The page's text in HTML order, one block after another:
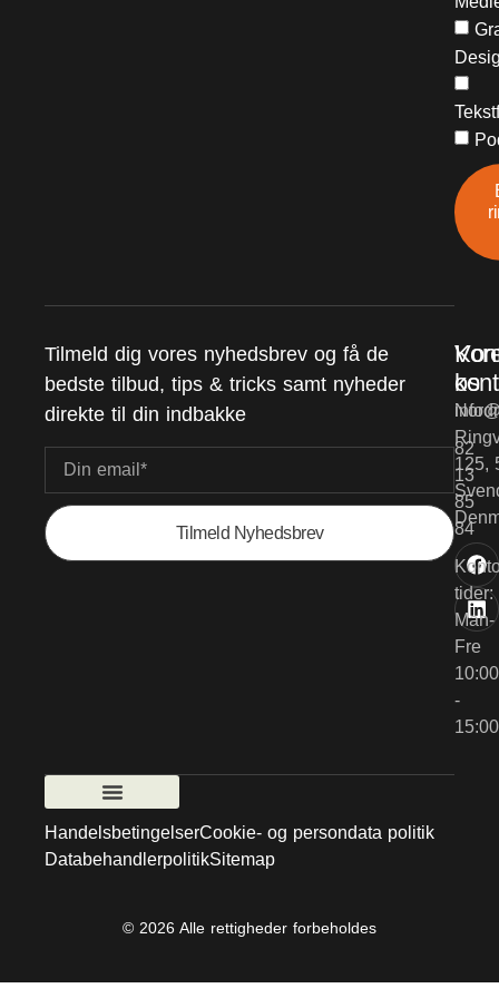
Tilmeld dig vores nyhedsbrev og få de
bedste tilbud, tips & tricks samt nyheder
direkte til din indbakke
Tilmeld Nyhedsbrev
125,
os
82
13
85
84
tider:
Man-
Fre
10:00
-
15:00
© 2026 Alle rettigheder forbeholdes
HandelsbetingelserCookie- og persondata politik
DatabehandlerpolitikSitemap